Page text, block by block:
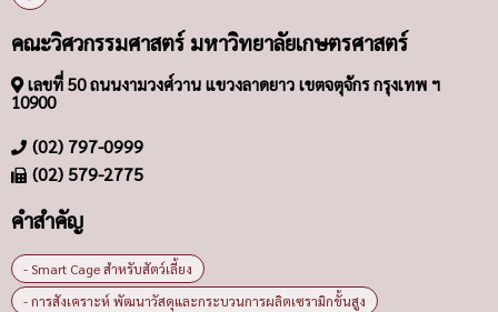
คณะวิศวกรรมศาสตร์ มหาวิทยาลัยเกษตรศาสตร์
เลขที่ 50 ถนนงามวงศ์วาน แขวงลาดยาว เขตจตุจักร กรุงเทพ ฯ
10900
(02) 797-0999
(02) 579-2775
คำสำคัญ
- Smart Cage สำหรับสัตว์เลี้ยง
- การสังเคราะห์ พัฒนาวัสดุและกระบวนการผลิตเซรามิกขั้นสูง